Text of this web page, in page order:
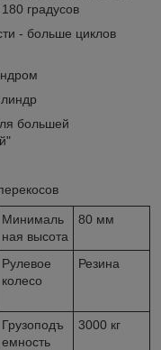
градусов
- больше циклов
большей
Минималь
ная высота
80 мм
Рулевое
колесо
Резина
Грузоподъ
емность
3000 кг